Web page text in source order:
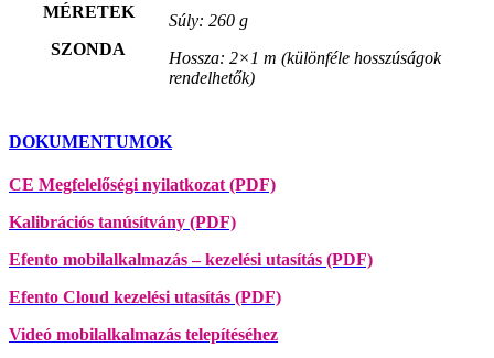
MÉRETEK
SZONDA
Súly: 260 g
Hossza: 2×1 m (különféle hosszúságok
rendelhetők)
DOKUMENTUMOK
CE Megfelelőségi nyilatkozat (PDF)
Kalibrációs tanúsítvány (PDF)
Efento mobilalkalmazás – kezelési utasítás (PDF)
Efento Cloud kezelési utasítás (PDF)
Videó mobilalkalmazás telepítéséhez